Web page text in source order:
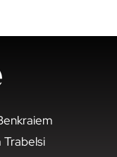
Trabelsi